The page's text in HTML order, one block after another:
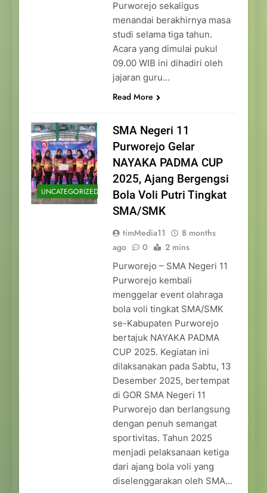
Purworejo sekaligus
menandai berakhirnya masa
studi selama tiga tahun.
Acara yang dimulai pukul
09.00 WIB ini dihadiri oleh
jajaran guru…
Read More
UNCATEGORIZED
SMA Negeri 11
Purworejo Gelar
NAYAKA PADMA CUP
2025, Ajang Bergengsi
Bola Voli Putri Tingkat
SMA/SMK
timMedia11
8 months
ago
0 2 mins
Purworejo – SMA Negeri 11
Purworejo kembali
menggelar event olahraga
bola voli tingkat SMA/SMK
se-Kabupaten Purworejo
bertajuk NAYAKA PADMA
CUP 2025. Kegiatan ini
dilaksanakan pada Sabtu, 13
Desember 2025, bertempat
di GOR SMA Negeri 11
Purworejo dan berlangsung
dengan penuh semangat
sportivitas. Tahun 2025
menjadi pelaksanaan ketiga
dari ajang bola voli yang
diselenggarakan oleh SMA…